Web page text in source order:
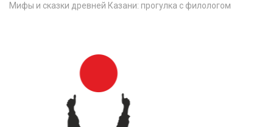
Мифы и сказки древней Казани: прогулка с филологом